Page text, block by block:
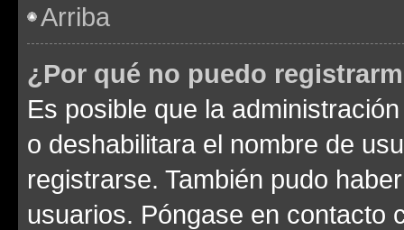
Arriba
¿Por qué no puedo
Es posible que la
o deshabilitara el nombre de
registrarse. También pudo
usuarios. Póngase en contacto